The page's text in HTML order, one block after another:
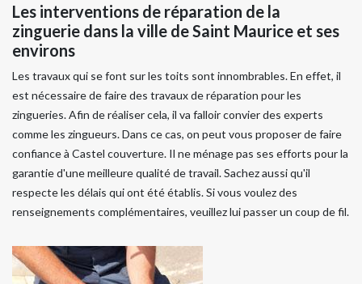
Les interventions de réparation de la
zinguerie dans la ville de Saint Maurice et ses
environs
Les travaux qui se font sur les toits sont innombrables. En effet, il
est nécessaire de faire des travaux de réparation pour les
zingueries. Afin de réaliser cela, il va falloir convier des experts
comme les zingueurs. Dans ce cas, on peut vous proposer de faire
confiance à Castel couverture. Il ne ménage pas ses efforts pour la
garantie d'une meilleure qualité de travail. Sachez aussi qu'il
respecte les délais qui ont été établis. Si vous voulez des
renseignements complémentaires, veuillez lui passer un coup de fil.